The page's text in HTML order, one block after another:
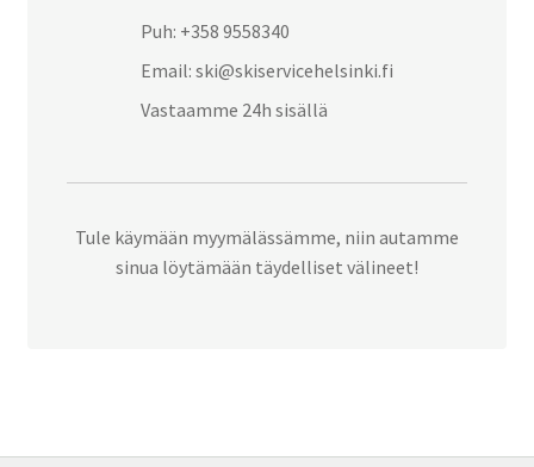
Puh: +358 9558340
Email: ski@skiservicehelsinki.fi
Vastaamme 24h sisällä
Tule käymään myymälässämme, niin autamme
sinua löytämään täydelliset välineet!